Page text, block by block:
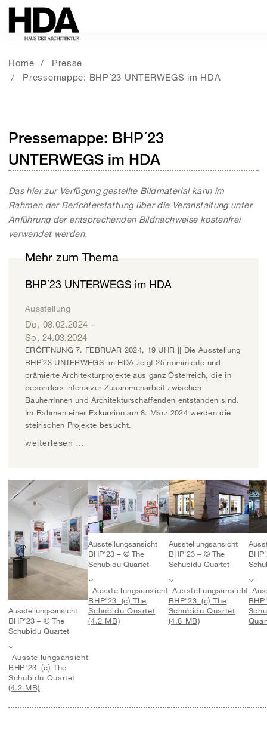
Home
Presse
Pressemappe: BHP´23 UNTERWEGS im HDA
Pressemappe: BHP´23
UNTERWEGS im HDA
Das hier zur Verfügung gestellte Bildmaterial kann im
Rahmen der Berichterstattung über die Veranstaltung unter
Anführung der entsprechenden Bildnachweise kostenfrei
verwendet werden.
Mehr zum Thema
BHP´23 UNTERWEGS im HDA
Ausstellung
Do, 08.02.2024 –
So, 24.03.2024
ERÖFFNUNG 7. FEBRUAR 2024, 19 UHR || Die Ausstellung
BHP´23 UNTERWEGS im HDA zeigt 25 nominierte und
prämierte Architekturprojekte aus ganz Österreich, die in
besonders intensiver Zusammenarbeit zwischen
BauherrInnen und Architekturschaffenden entstanden sind.
Im Rahmen einer Exkursion am 8. März 2024 werden die
steirischen Projekte besucht.
weiterlesen …
Ausstellungsansicht
BHP'23 – © The
Schubidu Quartet
Ausstellungsansicht
BHP'23_(c) The
Schubidu Quartet
(4.2 MB)
Ausstellungsansicht
BHP'23 – © The
Schubidu Quartet
Ausstellungsansicht
BHP'23_(c) The
Schubidu Quartet
(4.2 MB)
Ausstellungsansicht
BHP'23 – © The
Schubidu Quartet
Ausstellungsansicht
BHP'23_(c) The
Schubidu Quartet
(4.8 MB)